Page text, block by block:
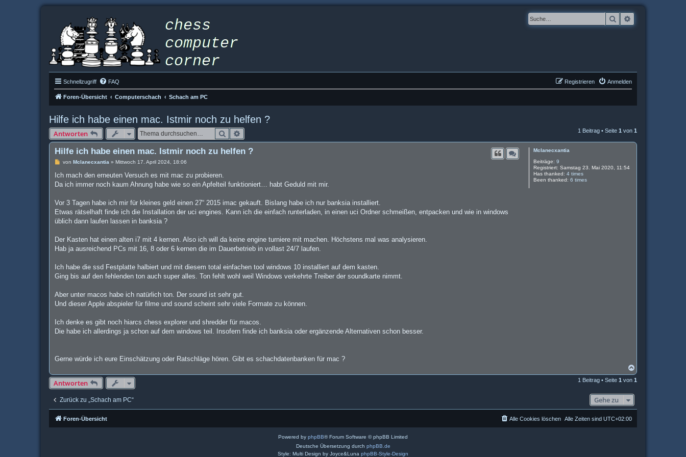
Suche
Schnellzugriff FAQ Anmelden
Registrieren
Foren-Übersicht Computerschach Schach am PC
Hilfe ich habe einen mac. Istmir noch zu helfen ?
Antworten Suche 1 Beitrag • Seite 1 von 1
Mclanecxantia
Beiträge: 9
Registriert: Samstag 23. Mai 2020, 11:54
Has thanked: 4 times
Been thanked: 6 times
Hilfe ich habe einen mac. Istmir noch zu helfen ?
B
i
r
von Mclanecxantia » Mittwoch 17. April 2024, 18:06
Ich mach den erneuten Versuch es mit mac zu probieren.
Da ich immer noch kaum Ahnung habe wie so ein Apfelteil funktioniert… habt Geduld mit mir.
Vor 3 Tagen habe ich mir für kleines geld einen 27“ 2015 imac gekauft. Bislang habe ich nur banksia installiert.
Etwas rätselhaft finde ich die Installation der uci engines. Kann ich die einfach runterladen, in einen uci Ordner schmeißen, entpacken und wie in windows
üblich dann laufen lassen in banksia ?
Der Kasten hat einen alten i7 mit 4 kernen. Also ich will da keine engine turniere mit machen. Höchstens mal was analysieren.
Hab ja ausreichend PCs mit 16, 8 oder 6 kernen die im Dauerbetrieb in vollast 24/7 laufen.
Ich habe die ssd Festplatte halbiert und mit diesem total einfachen tool windows 10 installiert auf dem kasten.
Ging bis auf den fehlenden ton auch super alles. Ton fehlt wohl weil Windows verkehrte Treiber der soundkarte nimmt.
Aber unter macos habe ich natürlich ton. Der sound ist sehr gut.
Und dieser Apple abspieler für filme und sound scheint sehr viele Formate zu können.
Ich denke es gibt noch hiarcs chess explorer und shredder für macos.
Die habe ich allerdings ja schon auf dem windows teil. Insofern finde ich banksia oder ergänzende Alternativen schon besser.
Gerne würde ich eure Einschätzung oder Ratschläge hören. Gibt es schachdatenbanken für mac ?
a
c
e
Antworten 1 Beitrag • Seite 1 von 1
Zurück zu „Schach am PC“ Gehe zu
Foren-Übersicht Alle Zeiten sind UTC+02:00
Alle Cookies löschen
Powered by phpBB® Forum Software © phpBB Limited
Deutsche Übersetzung durch phpBB.de
Style: Multi Design by Joyce&Luna phpBB-Style-Design